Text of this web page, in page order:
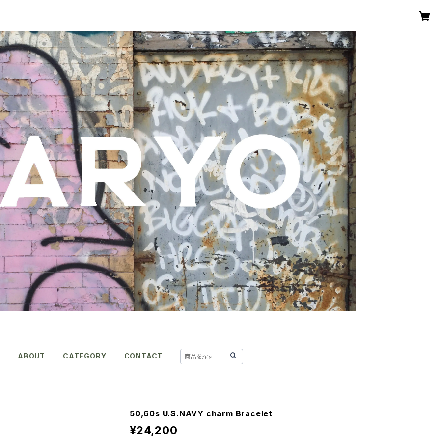
ABOUT CATEGORY CONTACT
50,60s U.S.NAVY charm Bracelet
¥24,200